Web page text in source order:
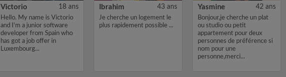
Victorio 18 ans
Hello. My name is Victorio
and I'm a junior software
developer from Spain who
has got a job offer in
Luxembourg...
Ibrahim 43 ans
Je cherche un logement le
plus rapidement possible ...
Yasmine 42 ans
Bonjour,je cherche un plat
ou studio ou petit
appartement pour deux
personnes de préférence si
nom pour une
personne,merci...